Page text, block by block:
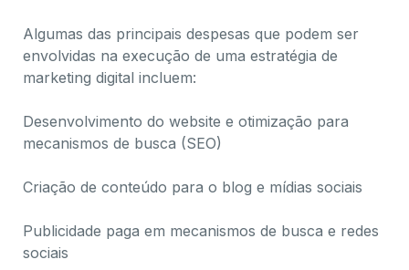
Algumas das principais despesas que podem ser
envolvidas na execução de uma estratégia de
marketing digital incluem:
Desenvolvimento do website e otimização para
mecanismos de busca (SEO)
Criação de conteúdo para o blog e mídias sociais
Publicidade paga em mecanismos de busca e redes
sociais